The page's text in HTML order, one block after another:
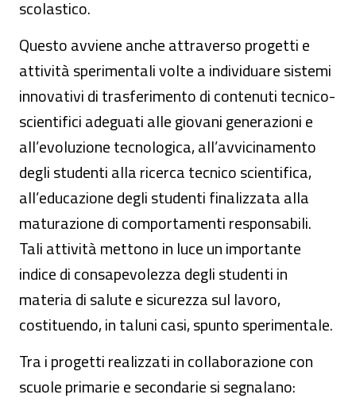
scolastico.
Questo avviene anche attraverso progetti e
attività sperimentali volte a individuare sistemi
innovativi di trasferimento di contenuti tecnico-
scientifici adeguati alle giovani generazioni e
all’evoluzione tecnologica, all’avvicinamento
degli studenti alla ricerca tecnico scientifica,
all’educazione degli studenti finalizzata alla
maturazione di comportamenti responsabili.
Tali attività mettono in luce un importante
indice di consapevolezza degli studenti in
materia di salute e sicurezza sul lavoro,
costituendo, in taluni casi, spunto sperimentale.
Tra i progetti realizzati in collaborazione con
scuole primarie e secondarie si segnalano: